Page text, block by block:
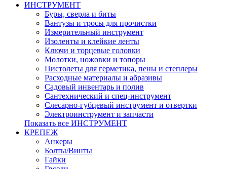
ИНСТРУМЕНТ
Буры, сверла и биты
Вантузы и тросы для прочистки
Измерительный инструмент
Изоленты и клейкие ленты
Ключи и торцевые головки
Молотки, ножовки и топоры
Пистолеты для герметика, пены и степлеры
Расходные материалы и абразивы
Садовый инвентарь и полив
Сантехнический и спец-инструмент
Слесарно-губцевый инструмент и отвертки
Электроинструмент и запчасти
Показать все ИНСТРУМЕНТ
КРЕПЕЖ
Анкеры
Болты/Винты
Гайки